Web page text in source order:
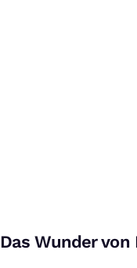
aufgebaut. Weitere
Das Wunder